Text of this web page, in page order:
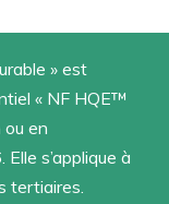
» est
« NF HQE™
en
s’applique à
tertiaires.